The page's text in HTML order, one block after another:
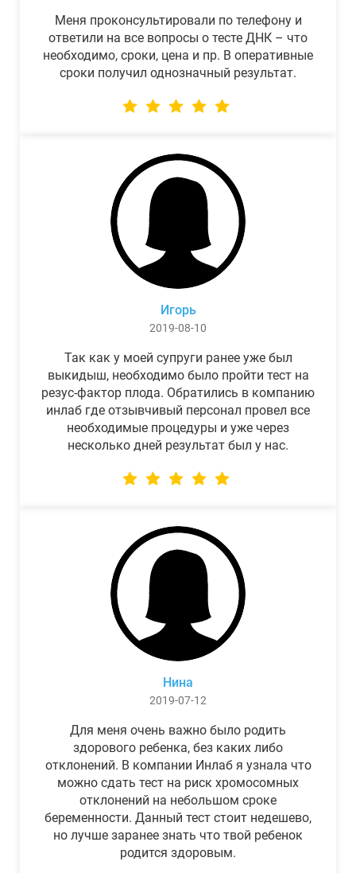
Меня проконсультировали по телефону и
ответили на все вопросы о тесте ДНК – что
необходимо, сроки, цена и пр. В оперативные
сроки получил однозначный результат.
Игорь
2019-08-10
Так как у моей супруги ранее уже был
выкидыш, необходимо было пройти тест на
резус-фактор плода. Обратились в компанию
инлаб где отзывчивый персонал провел все
необходимые процедуры и уже через
несколько дней результат был у нас.
Нина
2019-07-12
Для меня очень важно было родить
здорового ребенка, без каких либо
отклонений. В компании Инлаб я узнала что
можно сдать тест на риск хромосомных
отклонений на небольшом сроке
беременности. Данный тест стоит недешево,
но лучше заранее знать что твой ребенок
родится здоровым.